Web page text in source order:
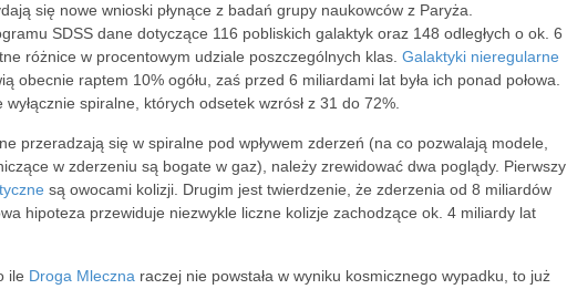
się nowe wnioski płynące z badań grupy naukowców z Paryża.
SDSS dane dotyczące 116 pobliskich galaktyk oraz 148 odległych o ok. 6
różnice w procentowym udziale poszczególnych klas. Galaktyki nieregularne
obecnie raptem 10% ogółu, zaś przed 6 miliardami lat była ich ponad połowa.
wyłącznie spiralne, których odsetek wzrósł z 31 do 72%.
przeradzają się w spiralne pod wpływem zderzeń (na co pozwalają modele,
w zderzeniu są bogate w gaz), należy zrewidować dwa poglądy. Pierwszy
są owocami kolizji. Drugim jest twierdzenie, że zderzenia od 8 miliardów
hipoteza przewiduje niezwykle liczne kolizje zachodzące ok. 4 miliardy lat
ile Droga Mleczna raczej nie powstała w wyniku kosmicznego wypadku, to już